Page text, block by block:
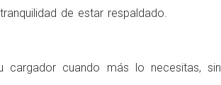
de estar respaldado.
cuando más lo necesitas, sin